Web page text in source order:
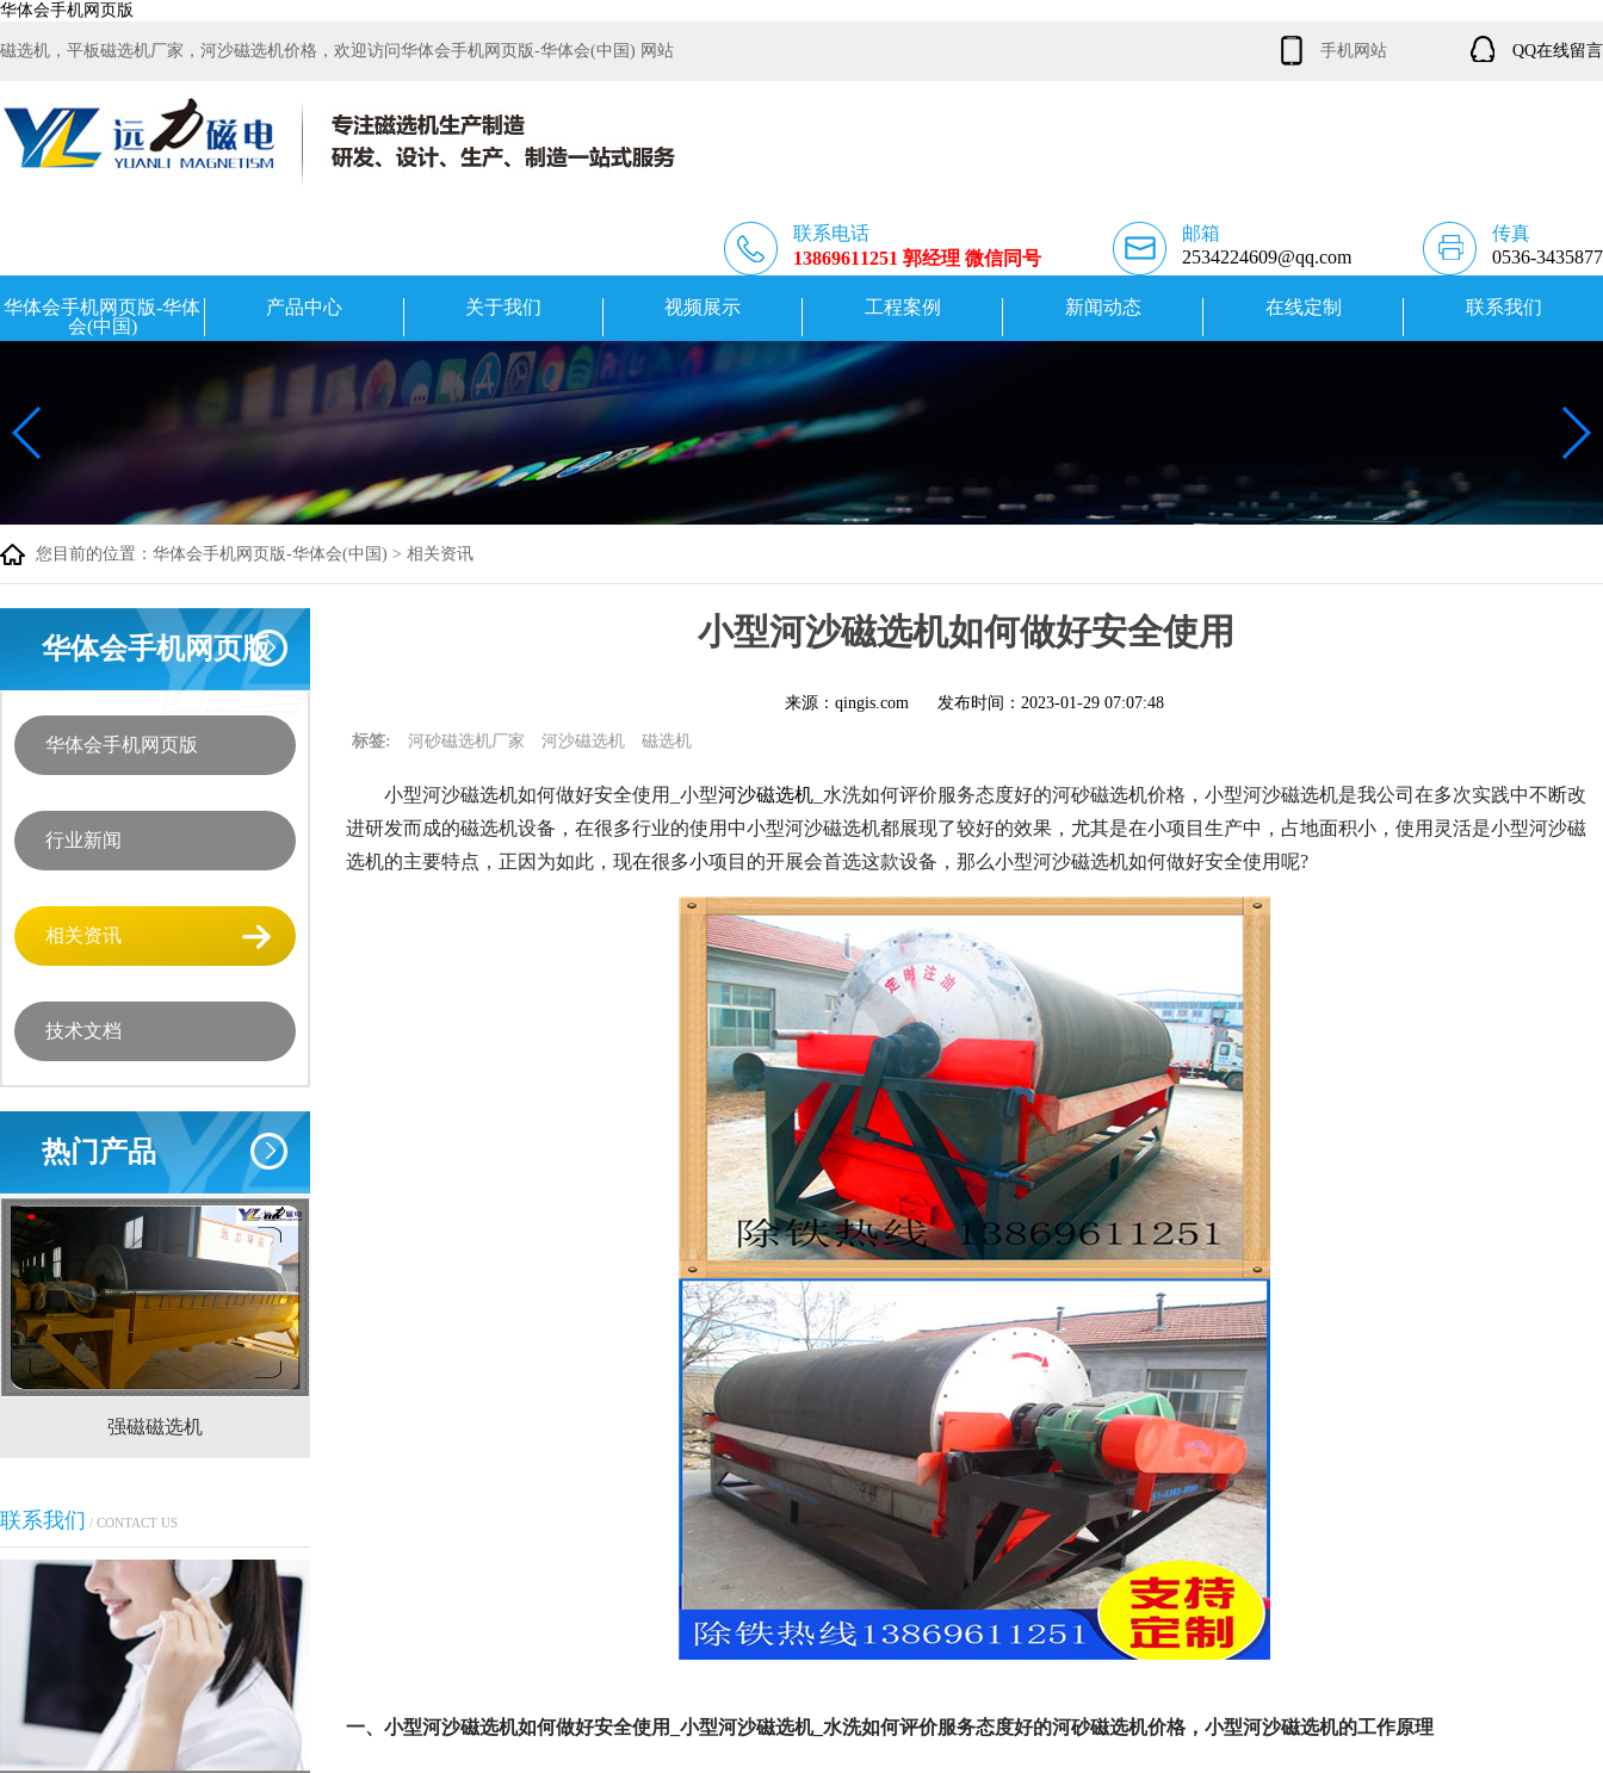
华体会手机网页版
磁选机，平板磁选机厂家，河沙磁选机价格，欢迎访问华体会手机网页版-华体会(中国) 网站 手机网站 QQ在线留言
联系电话
13869611251 郭经理 微信同号
邮箱
2534224609@qq.com
传真
0536-3435877
华体会手机网页版-华体
会(中国)
产品中心 关于我们 视频展示 工程案例 新闻动态 在线定制 联系我们
您目前的位置： 华体会手机网页版-华体会(中国) > 相关资讯
华体会手机网页版
华体会手机网页版
行业新闻
相关资讯
技术文档
热门产品
强磁磁选机 稀土永磁辊式强磁选机 RCT系列全磁永磁滚筒
联系我们 / CONTACT US
小型河沙磁选机如何做好安全使用
来源：qingis.com 发布时间： 2023-01-29 07:07:48
标签: 河砂磁选机厂家 河沙磁选机 磁选机
小型河沙磁选机如何做好安全使用_小型河沙磁选机 _水洗如何评价服务态度好的河砂磁选机价格，小型河沙磁选机是我公司在多次实践中不断改
进研发而成的磁选机设备，在很多行业的使用中小型河沙磁选机都展现了较好的效果，尤其是在小项目生产中，占地面积小，使用灵活是小型河沙磁
选机的主要特点，正因为如此，现在很多小项目的开展会首选这款设备，那么小型河沙磁选机如何做好安全使用呢?
一、小型河沙磁选机如何做好安全使用_小型河沙磁选机_水洗如何评价服务态度好的河砂磁选机价格，小型河沙磁选机的工作原理